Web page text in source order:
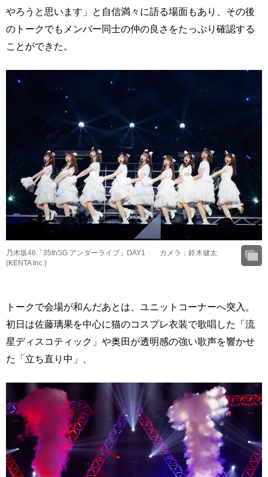
やろうと思います」と自信満々に語る場面もあり、その後
のトークでもメンバー同士の仲の良さをたっぷり確認する
ことができた。
乃木坂46「35thSG アンダーライブ」DAY1 カメラ：鈴木健太
(KENTA Inc.)
トークで会場が和んだあとは、ユニットコーナーへ突入。
初日は佐藤璃果を中心に猫のコスプレ衣装で歌唱した「流
星ディスコティック」や奥田が透明感の強い歌声を響かせ
た「立ち直り中」、